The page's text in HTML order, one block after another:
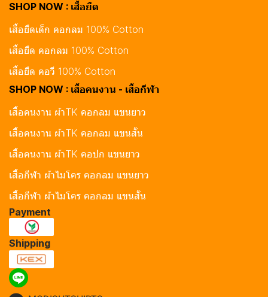
SHOP NOW : เสื้อยืด
เสื้อยืดเด็ก คอกลม 100% Cotton
เสื้อยืด คอกลม 100% Cotton
เสื้อยืด คอวี 100% Cotton
SHOP NOW : เสื้อคนงาน - เสื้อกีฬา
เสื้อคนงาน ผ้าTK คอกลม แขนยาว
เสื้อคนงาน ผ้าTK คอกลม แขนสั้น
เสื้อคนงาน ผ้าTK คอปก แขนยาว
เสื้อกีฬา ผ้าไมโคร คอกลม แขนยาว
เสื้อกีฬา ผ้าไมโคร คอกลม แขนสั้น
Payment
Shipping